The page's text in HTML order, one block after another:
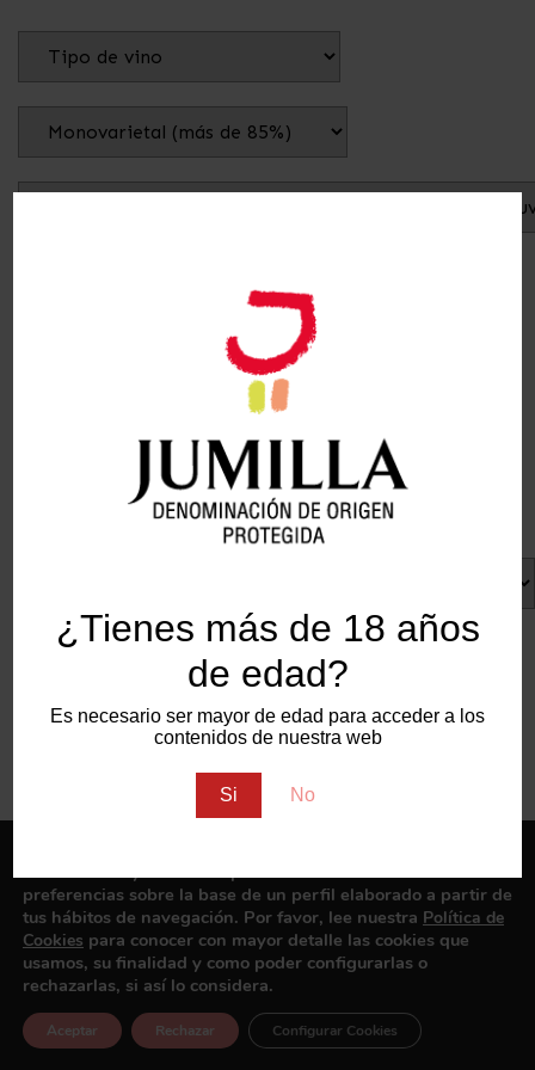
¿Tienes más de 18 años
de edad?
Es necesario ser mayor de edad para acceder a los
contenidos de nuestra web
Si No
Biodinámico
No hay coincidencias
del sitio web y mostrarte publicidad relacionada con tus
preferencias sobre la base de un perfil elaborado a partir de
tus hábitos de navegación. Por favor, lee nuestra Política de
Cookies para conocer con mayor detalle las cookies que
usamos, su finalidad y como poder configurarlas o
rechazarlas, si así lo considera.
Aceptar Rechazar Configurar Cookies